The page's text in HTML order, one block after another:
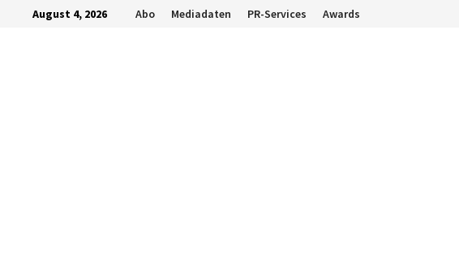
ZurückAugust 4, 2026 Abo Mediadaten PR-Services Awards